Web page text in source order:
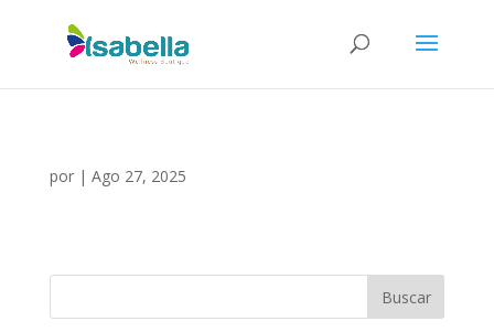
por | Ago 27, 2025